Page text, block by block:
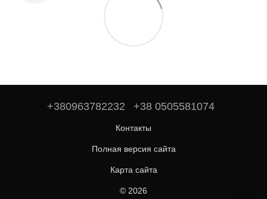
+380963782232 +38 0505581074
Контакты
Полная версия сайта
Карта сайта
© 2026